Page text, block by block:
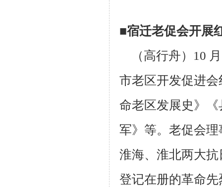
■宿迁老促会开展
（高行舟）10
市老区开发促进
命老区发展史》
军》等。老促会
淮海、淮北两大
登记在册的革命先